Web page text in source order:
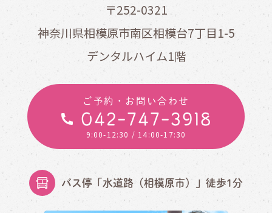
〒252-0321
神奈川県相模原市南区相模台7丁目1-5
デンタルハイム1階
ご予約・お問い合わせ
042-747-3918
9:00-12:30 / 14:00-17:30
バス停「水道路（相模原市）」徒歩1分